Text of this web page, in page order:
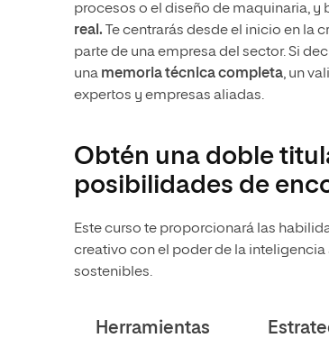
procesos o el diseño de maquinaria, y
real. Te centrarás desde el inicio en
parte de una empresa del sector. Si
una memoria técnica completa, un
expertos y empresas aliadas.
Obtén una doble
posibilidades de
Este curso te proporcionará las
creativo con el poder de la
sostenibles.
Herramientas